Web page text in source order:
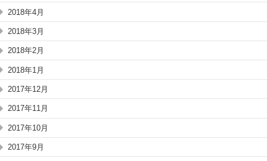
2018年4月
2018年3月
2018年2月
2018年1月
2017年12月
2017年11月
2017年10月
2017年9月